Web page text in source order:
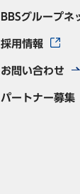
BBSグループネ
採用情報
お問い合わせ
パートナー募集